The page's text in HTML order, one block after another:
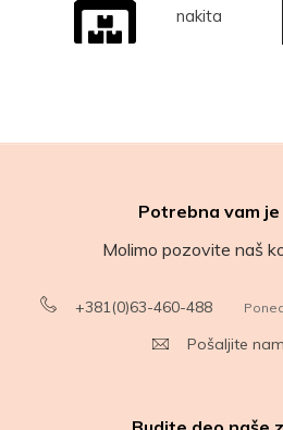
nakita
Potrebna vam je
Molimo pozovite naš
+381(0)63-460-488
Pošaljite